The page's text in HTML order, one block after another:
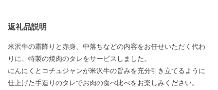
返礼品説明
米沢牛の霜降りと赤身、中落ちなどの内容をお任せいただく代わ
りに、特製の焼肉のタレをサービスしました。
にんにくとコチュジャンが米沢牛の旨みを充分引き立てるように
仕上げた手造りのタレでお肉の食べ比べをお楽しみください。